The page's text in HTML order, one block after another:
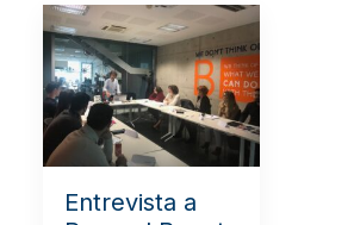
Entrevista a